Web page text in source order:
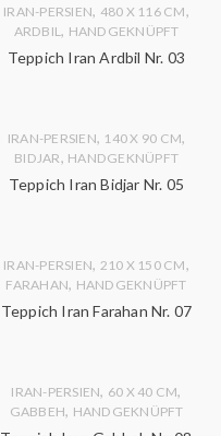
IRAN-PERSIEN, 480 X 116 CM,
ARDBIL, HANDGEKNÜPFT
Teppich Iran Ardbil Nr. 03
IRAN-PERSIEN, 140 X 90 CM,
BIDJAR, HANDGEKNÜPFT
Teppich Iran Bidjar Nr. 05
IRAN-PERSIEN, 210 X 150 CM,
FARAHAN, HANDGEKNÜPFT
Teppich Iran Farahan Nr. 07
IRAN-PERSIEN, 60 X 40 CM,
GABBEH, HANDGEKNÜPFT